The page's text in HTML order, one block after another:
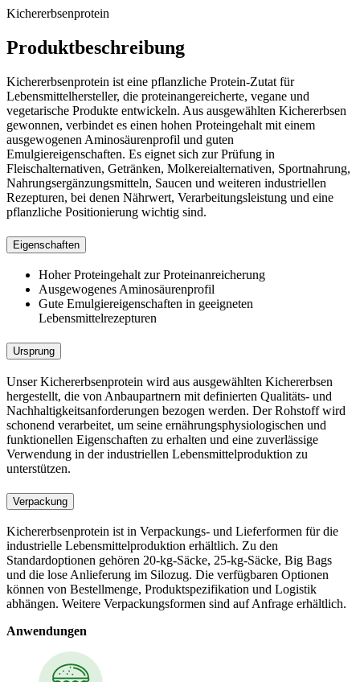
Kichererbsenprotein
Produktbeschreibung
Kichererbsenprotein ist eine pflanzliche Protein-Zutat für
Lebensmittelhersteller, die proteinangereicherte, vegane und
vegetarische Produkte entwickeln. Aus ausgewählten Kichererbsen
gewonnen, verbindet es einen hohen Proteingehalt mit einem
ausgewogenen Aminosäurenprofil und guten
Emulgiereigenschaften. Es eignet sich zur Prüfung in
Fleischalternativen, Getränken, Molkereialternativen, Sportnahrung,
Nahrungsergänzungsmitteln, Saucen und weiteren industriellen
Rezepturen, bei denen Nährwert, Verarbeitungsleistung und eine
pflanzliche Positionierung wichtig sind.
Eigenschaften
Hoher Proteingehalt zur Proteinanreicherung
Ausgewogenes Aminosäurenprofil
Gute Emulgiereigenschaften in geeigneten
Lebensmittelrezepturen
Ursprung
Unser Kichererbsenprotein wird aus ausgewählten Kichererbsen
hergestellt, die von Anbaupartnern mit definierten Qualitäts- und
Nachhaltigkeitsanforderungen bezogen werden. Der Rohstoff wird
schonend verarbeitet, um seine ernährungsphysiologischen und
funktionellen Eigenschaften zu erhalten und eine zuverlässige
Verwendung in der industriellen Lebensmittelproduktion zu
unterstützen.
Verpackung
Kichererbsenprotein ist in Verpackungs- und Lieferformen für die
industrielle Lebensmittelproduktion erhältlich. Zu den
Standardoptionen gehören 20-kg-Säcke, 25-kg-Säcke, Big Bags
und die lose Anlieferung im Silozug. Die verfügbaren Optionen
können von Bestellmenge, Produktspezifikation und Logistik
abhängen. Weitere Verpackungsformen sind auf Anfrage erhältlich.
Anwendungen